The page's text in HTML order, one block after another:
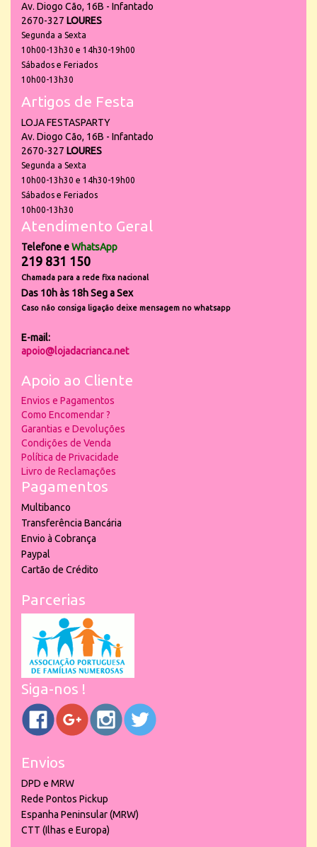
Av. Diogo Cão, 16B - Infantado
2670-327 LOURES
Segunda a Sexta
10h00-13h30 e 14h30-19h00
Sábados e Feriados
10h00-13h30
Artigos de Festa
LOJA FESTASPARTY
Av. Diogo Cão, 16B - Infantado
2670-327 LOURES
Segunda a Sexta
10h00-13h30 e 14h30-19h00
Sábados e Feriados
10h00-13h30
Atendimento Geral
Telefone eWhatsApp
219 831 150
Chamada para a rede fixa nacional
Das 10h às 18h Seg a Sex
Caso não consiga ligação deixe mensagem no whatsapp
E-mail:
apoio@lojadacrianca.net
Apoio ao Cliente
Envios e Pagamentos
Como Encomendar ?
Garantias e Devoluções
Condições de Venda
Política de Privacidade
Livro de Reclamações
Pagamentos
Multibanco
Transferência Bancária
Envio à Cobrança
Paypal
Cartão de Crédito
Parcerias
Siga-nos !
Envios
DPD e MRW
Rede Pontos Pickup
Espanha Peninsular (MRW)
CTT (Ilhas e Europa)